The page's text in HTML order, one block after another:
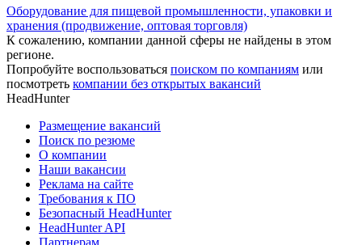
Оборудование для пищевой промышленности, упаковки и
хранения (продвижение, оптовая торговля)
К сожалению, компании данной сферы не найдены в этом
регионе.
Попробуйте воспользоваться поиском по компаниям или
посмотреть компании без открытых вакансий
HeadHunter
Размещение вакансий
Поиск по резюме
О компании
Наши вакансии
Реклама на сайте
Требования к ПО
Безопасный HeadHunter
HeadHunter API
Партнерам